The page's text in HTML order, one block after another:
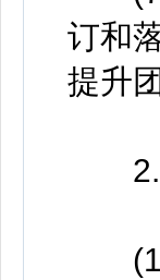
订和
提升
2.
(1)